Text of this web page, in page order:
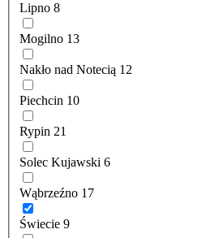
Lipno 8
Mogilno 13
Nakło nad Notecią 12
Piechcin 10
Rypin 21
Solec Kujawski 6
Wąbrzeźno 17
Świecie 9